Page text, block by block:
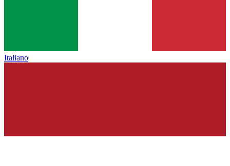
Italiano